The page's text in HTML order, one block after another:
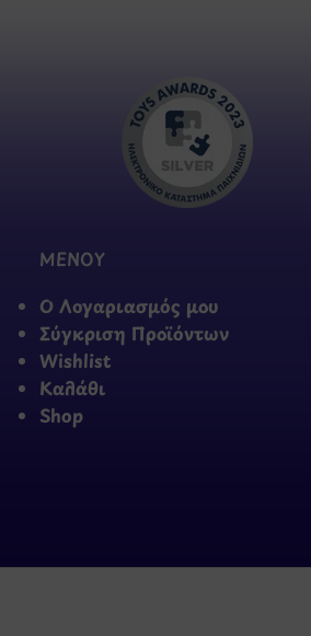
ΜΕΝΟΥ
Ο Λογαριασμός μου
Σύγκριση Προϊόντων
Wishlist
Καλάθι
Shop